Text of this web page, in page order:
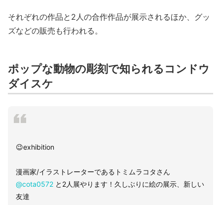
それぞれの作品と2人の合作作品が展示されるほか、グッ
ズなどの販売も行われる。
ポップな動物の彫刻で知られるコンドウ
ダイスケ
😉exhibition
漫画家/イラストレーターであるトミムラコタさん
@cota0572 と2人展やります！久しぶりに絵の展示、新しい
友達